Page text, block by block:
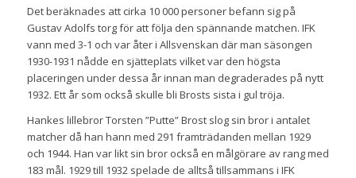
Det beräknades att cirka 10 000 personer befann sig på
Gustav Adolfs torg för att följa den spännande matchen. IFK
vann med 3-1 och var åter i Allsvenskan där man säsongen
1930-1931 nådde en sjätteplats vilket var den högsta
placeringen under dessa år innan man degraderades på nytt
1932. Ett år som också skulle bli Brosts sista i gul tröja.
Hankes lillebror Torsten ”Putte” Brost slog sin bror i antalet
matcher då han hann med 291 framträdanden mellan 1929
och 1944. Han var likt sin bror också en målgörare av rang med
183 mål. 1929 till 1932 spelade de alltså tillsammans i IFK